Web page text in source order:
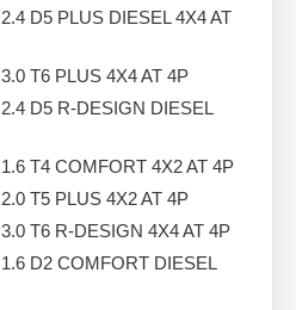
2.4 D5 PLUS DIESEL 4X4 AT
3.0 T6 PLUS 4X4 AT 4P
2.4 D5 R-DESIGN DIESEL
1.6 T4 COMFORT 4X2 AT 4P
2.0 T5 PLUS 4X2 AT 4P
3.0 T6 R-DESIGN 4X4 AT 4P
1.6 D2 COMFORT DIESEL